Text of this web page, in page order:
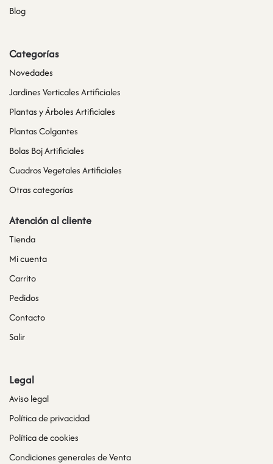
Blog
Categorías
Novedades
Jardines Verticales Artificiales
Plantas y Árboles Artificiales
Plantas Colgantes
Bolas Boj Artificiales
Cuadros Vegetales Artificiales
Otras categorías
Atención al cliente
Tienda
Mi cuenta
Carrito
Pedidos
Contacto
Salir
Legal
Aviso legal
Política de privacidad
Política de cookies
Condiciones generales de Venta